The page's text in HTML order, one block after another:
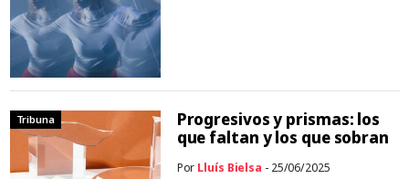
Tribuna
Progresivos y prismas: los
que faltan y los que sobran
Por Lluís Bielsa - 25/06/2025